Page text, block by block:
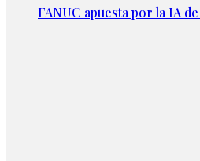
FANUC apuesta por la IA